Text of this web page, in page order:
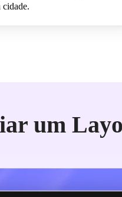
cidade.
um